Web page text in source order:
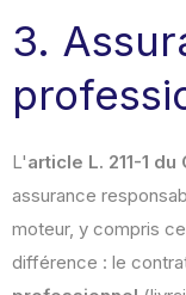
3.
L'article L. 211-1
assurance
moteur, y compris
différence : le